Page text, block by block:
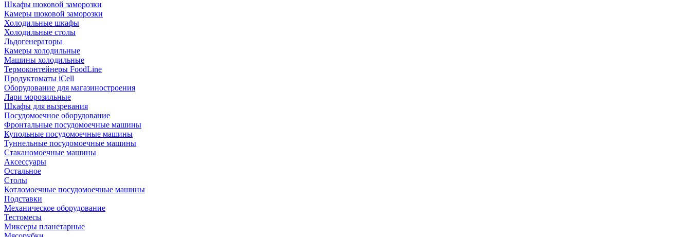
Шкафы шоковой заморозки
Камеры шоковой заморозки
Холодильные шкафы
Холодильные столы
Льдогенераторы
Камеры холодильные
Машины холодильные
Термоконтейнеры FoodLine
Продуктоматы iCell
Оборудование для магазиностроения
Лари морозильные
Шкафы для вызревания
Посудомоечное оборудование
Фронтальные посудомоечные машины
Купольные посудомоечные машины
Туннельные посудомоечные машины
Стаканомоечные машины
Аксессуары
Остальное
Столы
Котломоечные посудомоечные машины
Подставки
Механическое оборудование
Тестомесы
Миксеры планетарные